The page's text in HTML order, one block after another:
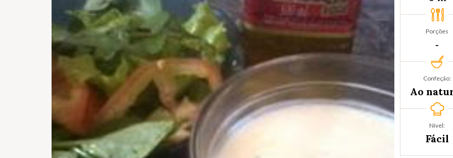
Porções
‐
Confeção:
Ao
Nível:
Fácil